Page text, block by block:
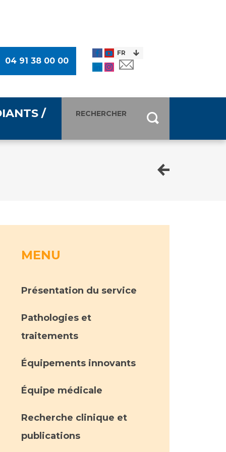
04 91 38 00 00
qualité et de sécurité des soins
sans tabac
/
conclus
MENU
Présentation du service
Pathologies et
traitements
Équipements innovants
Équipe médicale
Recherche clinique et
publications